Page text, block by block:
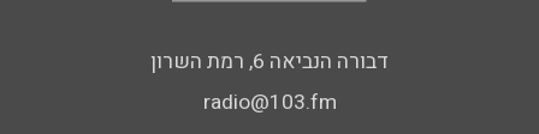
דבורה הנביאה 6, רמת השרון
radio@103.fm